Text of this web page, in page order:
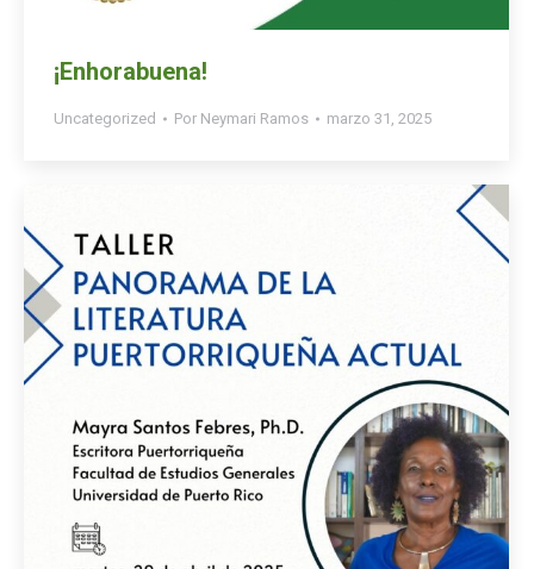
¡Enhorabuena!
Uncategorized Por Neymari Ramos marzo 31, 2025